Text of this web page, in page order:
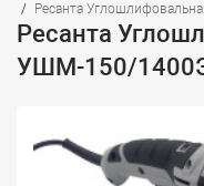
Ресанта
Ресанта
УШМ-150/